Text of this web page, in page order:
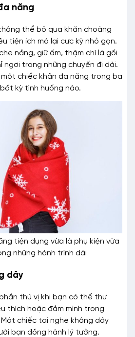
năng
thể bỏ qua khăn choàng
tiện ích mà lại cực kỳ nhỏ gọn.
nắng, giữ ấm, thậm chí là gối
ngơi trong những chuyến đi dài.
chiếc khăn đa năng trong ba
kỳ tình huống nào.
tiện dụng vừa là phụ kiện vừa
những hành trình dài
dây
thú vị khi bạn có thể thư
thích hoặc đắm mình trong
chiếc tai nghe không dây
bạn đồng hành lý tưởng.